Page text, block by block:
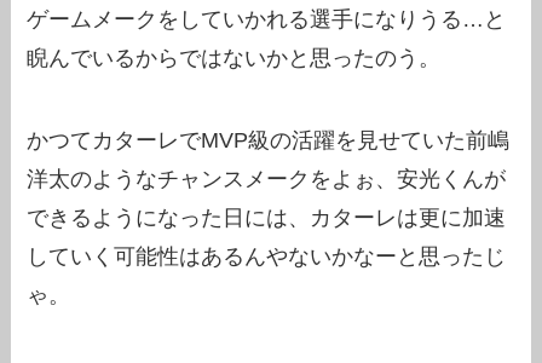
ゲームメークをしていかれる選手になりうる…と
睨んでいるからではないかと思ったのう。
かつてカターレでMVP級の活躍を見せていた前嶋
洋太のようなチャンスメークをよぉ、安光くんが
できるようになった日には、カターレは更に加速
していく可能性はあるんやないかなーと思ったじ
ゃ。